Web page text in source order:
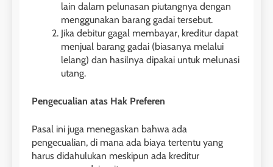
lain dalam pelunasan piutangnya dengan
menggunakan barang gadai tersebut.
Jika debitur gagal membayar, kreditur dapat
menjual barang gadai (biasanya melalui
lelang) dan hasilnya dipakai untuk melunasi
utang.
Pengecualian atas Hak Preferen
Pasal ini juga menegaskan bahwa ada
pengecualian, di mana ada biaya tertentu yang
harus didahulukan meskipun ada kreditur